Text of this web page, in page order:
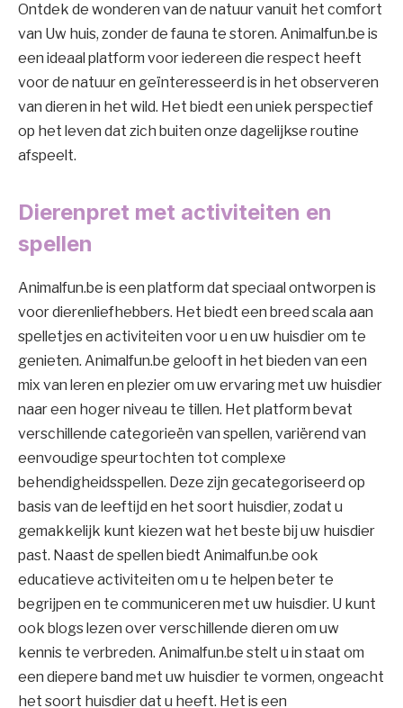
Ontdek de wonderen van de natuur vanuit het comfort
van Uw huis, zonder de fauna te storen. Animalfun.be is
een ideaal platform voor iedereen die respect heeft
voor de natuur en geïnteresseerd is in het observeren
van dieren in het wild. Het biedt een uniek perspectief
op het leven dat zich buiten onze dagelijkse routine
afspeelt.
Dierenpret met activiteiten en
spellen
Animalfun.be is een platform dat speciaal ontworpen is
voor dierenliefhebbers. Het biedt een breed scala aan
spelletjes en activiteiten voor u en uw huisdier om te
genieten. Animalfun.be gelooft in het bieden van een
mix van leren en plezier om uw ervaring met uw huisdier
naar een hoger niveau te tillen. Het platform bevat
verschillende categorieën van spellen, variërend van
eenvoudige speurtochten tot complexe
behendigheidsspellen. Deze zijn gecategoriseerd op
basis van de leeftijd en het soort huisdier, zodat u
gemakkelijk kunt kiezen wat het beste bij uw huisdier
past. Naast de spellen biedt Animalfun.be ook
educatieve activiteiten om u te helpen beter te
begrijpen en te communiceren met uw huisdier. U kunt
ook blogs lezen over verschillende dieren om uw
kennis te verbreden. Animalfun.be stelt u in staat om
een diepere band met uw huisdier te vormen, ongeacht
het soort huisdier dat u heeft. Het is een